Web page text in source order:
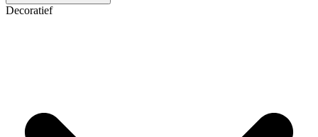
Decoratief